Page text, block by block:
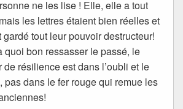
ne les lise ! Elle, elle a tout
les lettres étaient bien réelles et
gardé tout leur pouvoir destructeur!
quoi bon ressasser le passé, le
de résilience est dans l’oubli et le
pas dans le fer rouge qui remue les